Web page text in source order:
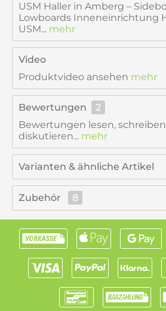
USM Haller in Amberg –
Lowboards Inneneinrichtung
USM... mehr
Video
Produktvideo ansehen mehr
Bewertungen
2
Bewertungen lesen,
diskutieren... mehr
Varianten & ähnliche Artikel
Zubehör 8